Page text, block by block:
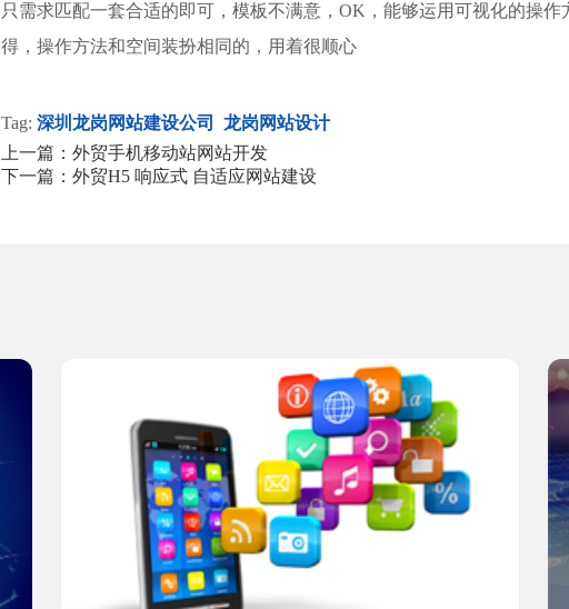
只需求匹配一套合适的即可，模板不满意，OK，能够运用可视化的操
得，操作方法和空间装扮相同的，用着很顺心
Tag:深圳龙岗网站建设公司
龙岗网站设计
上一篇：外贸手机移动站网站开发
下一篇：外贸H5 响应式 自适应网站建设